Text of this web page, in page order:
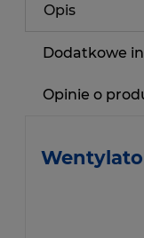
Opis
Dodatkowe
Opinie o